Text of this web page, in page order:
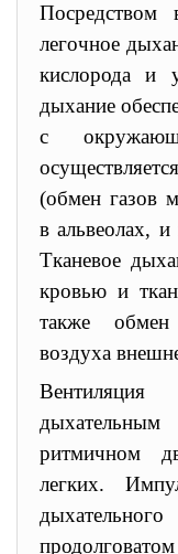
Посредством
легочное
кислорода и
дыхание
с
(обмен газов
в альвеолах,
Тканевое
кровью и
также обмен
воздуха
ритмичном
легких.